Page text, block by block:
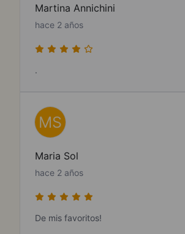
Martina Annichini
hace 2 años
.
MS
Maria Sol
hace 2 años
De mis favoritos!